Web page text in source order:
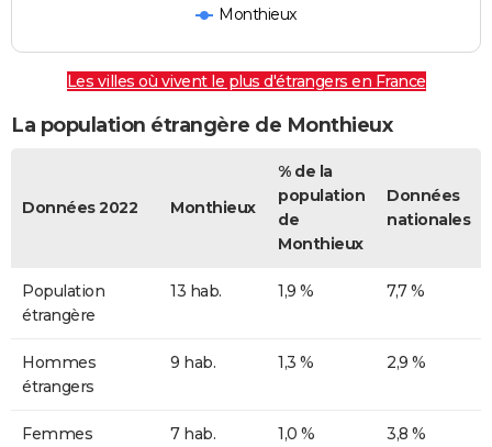
Monthieux
Les villes où vivent le plus d'étrangers en France
La population étrangère de Monthieux
Données 2022 Monthieux
% de la
population
de
Monthieux
Données
nationales
Population
étrangère
13 hab. 1,9 % 7,7 %
Hommes
étrangers
9 hab. 1,3 % 2,9 %
Femmes
7 hab. 1,0 % 3,8 %